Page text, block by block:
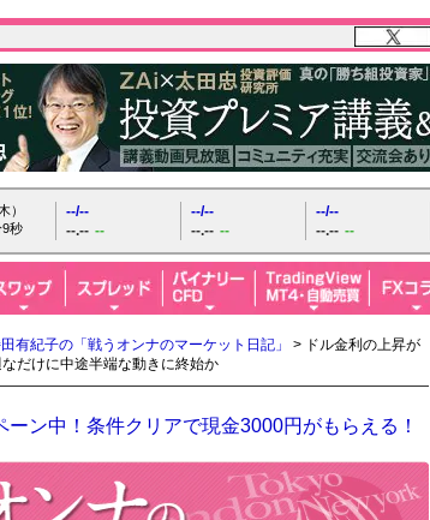
）
秒
--/--
--.-- --
--/--
--.-- --
--/--
--.-- --
有紀子の「戦うオンナのマーケット日記」
> ドル金利の上昇が
だけに中途半端な動きに終始か
ン中！条件クリアで現金3000円がもらえる！